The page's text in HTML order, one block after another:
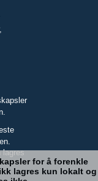
lagres
for å forenkle
lagres kun lokalt og